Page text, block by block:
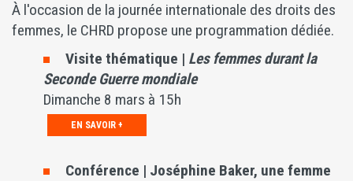
À l'occasion de la journée internationale des droits des
femmes, le CHRD propose une programmation dédiée.
Visite thématique | Les femmes durant la
Seconde Guerre mondiale
Dimanche 8 mars à 15h
EN SAVOIR +
Conférence | Joséphine Baker, une femme